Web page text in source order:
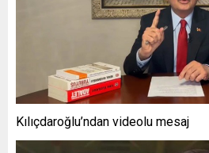
Kılıçdaroğlu’ndan videolu mesaj